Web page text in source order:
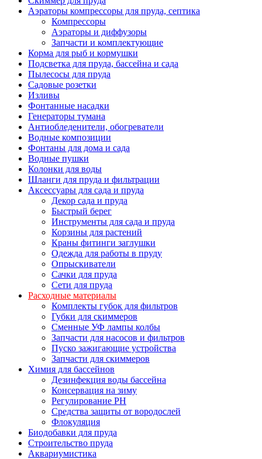
Аэраторы компрессоры для пруда, септика
Компрессоры
Аэраторы и диффузоры
Запчасти и комплектующие
Корма для рыб и кормушки
Подсветка для пруда, бассейна и сада
Пылесосы для пруда
Садовые розетки
Изливы
Фонтанные насадки
Генераторы тумана
Антиобледенители, обогреватели
Водные композиции
Фонтаны для дома и сада
Водные пушки
Колонки для воды
Шланги для пруда и фильтрации
Аксессуары для сада и пруда
Декор сада и пруда
Быстрый берег
Инструменты для сада и пруда
Корзины для растений
Краны фитинги заглушки
Одежда для работы в пруду
Опрыскиватели
Сачки для пруда
Сети для пруда
Расходные материалы
Комплекты губок для фильтров
Губки для скиммеров
Сменные УФ лампы колбы
Запчасти для насосов и фильтров
Пуско зажигающие устройства
Запчасти для скиммеров
Химия для бассейнов
Дезинфекция воды бассейна
Консервация на зиму
Регулирование PH
Средства защиты от вородослей
Флокуляция
Биодобавки для пруда
Строительство пруда
Аквариумистика